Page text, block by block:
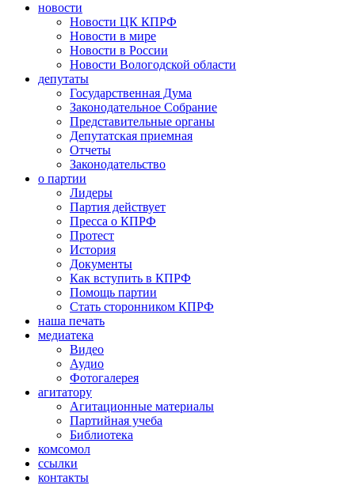
новости
Новости ЦК КПРФ
Новости в мире
Новости в России
Новости Вологодской области
депутаты
Государственная Дума
Законодательное Собрание
Представительные органы
Депутатская приемная
Отчеты
Законодательство
о партии
Лидеры
Партия действует
Пресса о КПРФ
Протест
История
Документы
Как вступить в КПРФ
Помощь партии
Стать сторонником КПРФ
наша печать
медиатека
Видео
Аудио
Фотогалерея
агитатору
Агитационные материалы
Партийная учеба
Библиотека
комсомол
ссылки
контакты